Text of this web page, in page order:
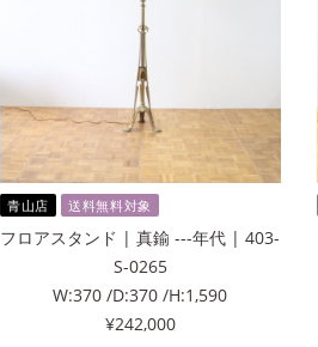
青山店 送料無料対象
フロアスタンド | 真鍮 ---年代 | 403-
S-0265
W:370 /D:370 /H:1,590
¥242,000